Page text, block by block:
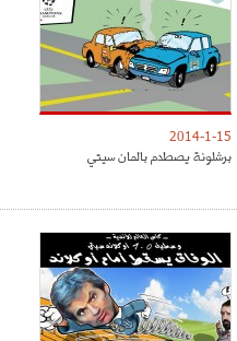
2014-1-15
برشلونة يصطدم بالمان سيتي